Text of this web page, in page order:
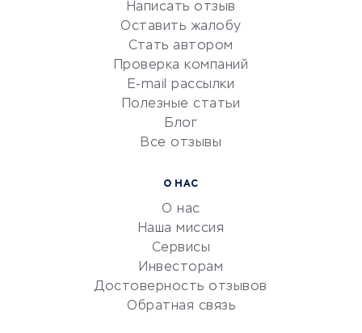
Репетиторство
Красота и здоровье
Сервисы по поиску работы
Сетевой маркетинг
УСЛУГИ ДЛЯ БИЗНЕСА
документооборот
Юридические компании
Написать отзыв
Оставить жалобу
Стать автором
Проверка компаний
E-mail рассылки
Полезные статьи
Блог
Все отзывы
О НАС
О нас
Наша миссия
Сервисы
Инвесторам
Достоверность отзывов
Обратная связь